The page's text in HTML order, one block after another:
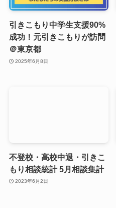
引きこもり中学生支援90%
成功！元引きこもりが訪問
＠東京都
2025年6月8日
不登校・高校中退・引きこ
もり相談統計 5月相談集計
2023年6月2日